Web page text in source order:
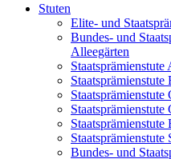
Stuten
Elite- und
Bundes- und
Alleegärten
Staatsprämienstute
Staatsprämienstute
Bundes- und